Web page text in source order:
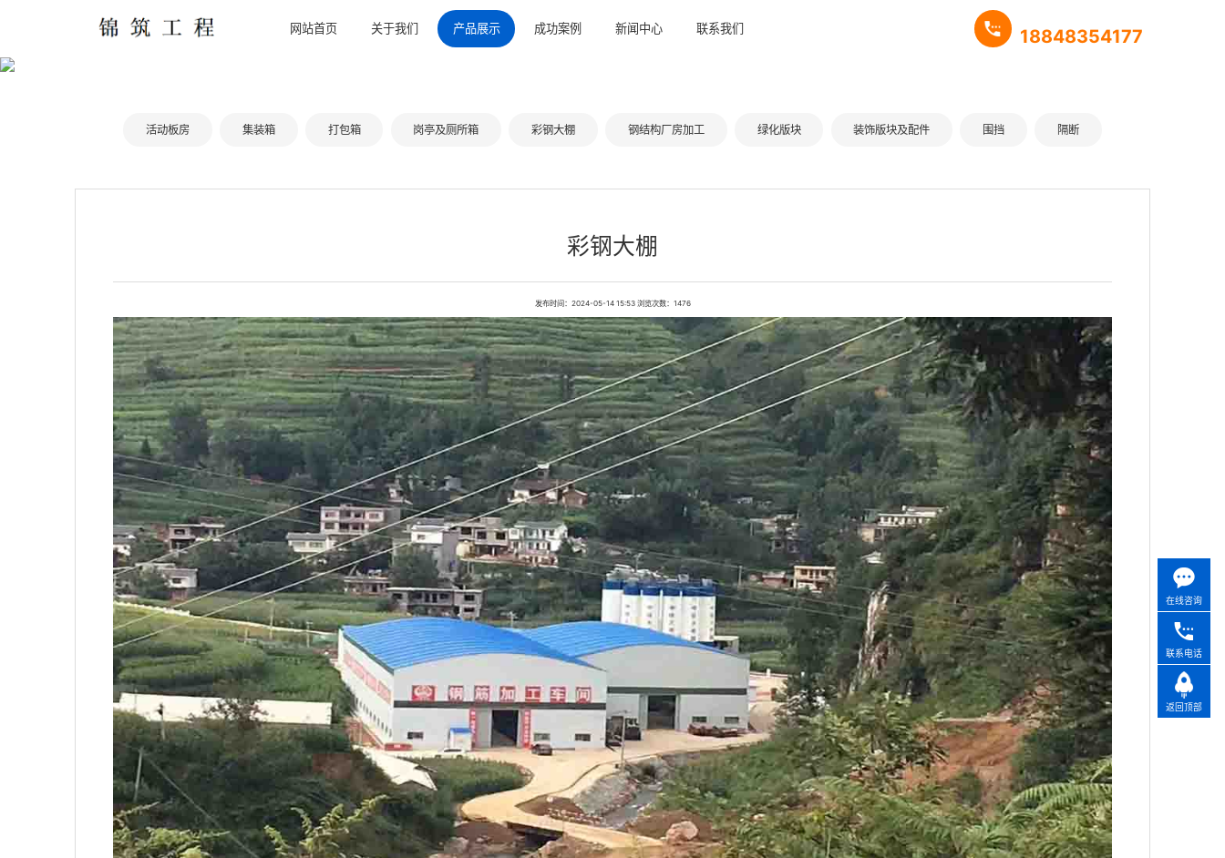
网站首页 关于我们
我们的团队
产品展示
围挡
隔断
成功案例
厕所隔断
案例展示
新闻中心 联系我们 18848354177
活动板房 集装箱 打包箱 岗亭及厕所箱 彩钢大棚 钢结构厂房加工 绿化版块 装饰版块及配件 围挡 隔断
彩钢大棚
发布时间：2024-05-14 15:53 浏览次数：1476
在线咨询
联系电话
返回顶部